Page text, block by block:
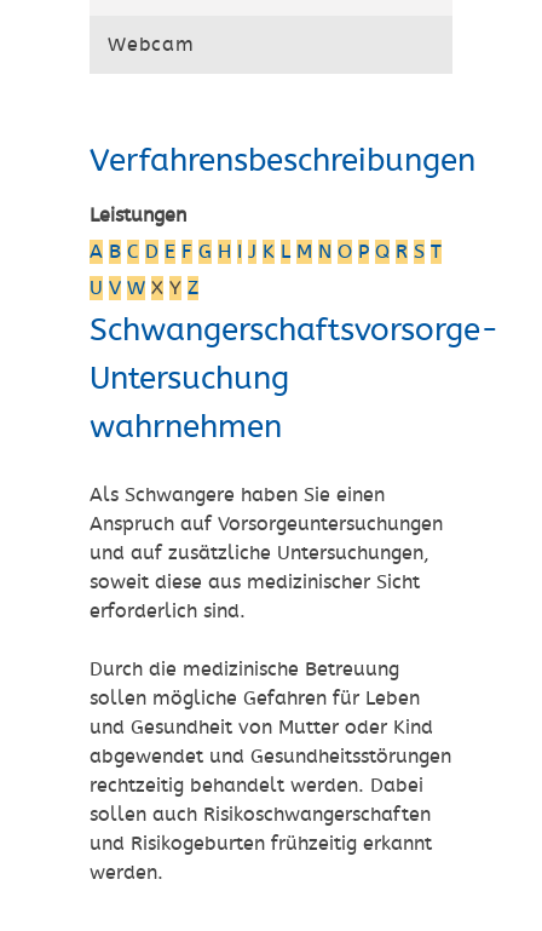
Webcam
Verfahrensbeschreibungen
Leistungen
A B C D E F G H I J K L M N O P Q R S T
U V W X Y Z
Schwangerschaftsvorsorge-
Untersuchung
wahrnehmen
Als Schwangere haben Sie einen
Anspruch auf Vorsorgeuntersuchungen
und auf zusätzliche Untersuchungen,
soweit diese aus medizinischer Sicht
erforderlich sind.
Durch die medizinische Betreuung
sollen mögliche Gefahren für Leben
und Gesundheit von Mutter oder Kind
abgewendet und Gesundheitsstörungen
rechtzeitig behandelt werden. Dabei
sollen auch Risikoschwangerschaften
und Risikogeburten frühzeitig erkannt
werden.